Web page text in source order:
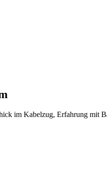
im Kabelzug, Erfahrung mit